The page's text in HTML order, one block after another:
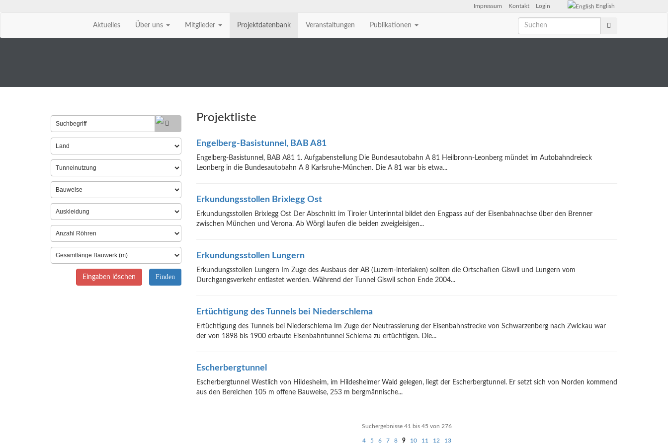
English
Impressum Kontakt Login
Aktuelles Über uns Mitglieder Projektdatenbank Veranstaltungen Publikationen
Eingaben löschen
Projektliste
Engelberg-Basistunnel, BAB A81
Engelberg-Basistunnel, BAB A81 1. Aufgabenstellung Die Bundesautobahn A 81 Heilbronn-Leonberg mündet im Autobahndreieck
Leonberg in die Bundesautobahn A 8 Karlsruhe-München. Die A 81 war bis etwa...
Erkundungsstollen Brixlegg Ost
Erkundungsstollen Brixlegg Ost Der Abschnitt im Tiroler Unterinntal bildet den Engpass auf der Eisenbahnachse über den Brenner
zwischen München und Verona. Ab Wörgl laufen die beiden zweigleisigen...
Erkundungsstollen Lungern
Erkundungsstollen Lungern Im Zuge des Ausbaus der AB (Luzern-lnterlaken) sollten die Ortschaften Giswil und Lungern vom
Durchgangsverkehr entlastet werden. Während der Tunnel Giswil schon Ende 2004...
Ertüchtigung des Tunnels bei Niederschlema
Ertüchtigung des Tunnels bei Niederschlema Im Zuge der Neutrassierung der Eisenbahnstrecke von Schwarzenberg nach Zwickau war
der von 1898 bis 1900 erbaute Eisenbahntunnel Schlema zu ertüchtigen. Die...
Escherbergtunnel
Escherbergtunnel Westlich von Hildesheim, im Hildesheimer Wald gelegen, liegt der Escherbergtunnel. Er setzt sich von Norden kommend
aus den Bereichen 105 m offene Bauweise, 253 m bergmännische...
Suchergebnisse 41 bis 45 von 276
4 5 6 7 8 9 10 11 12 13